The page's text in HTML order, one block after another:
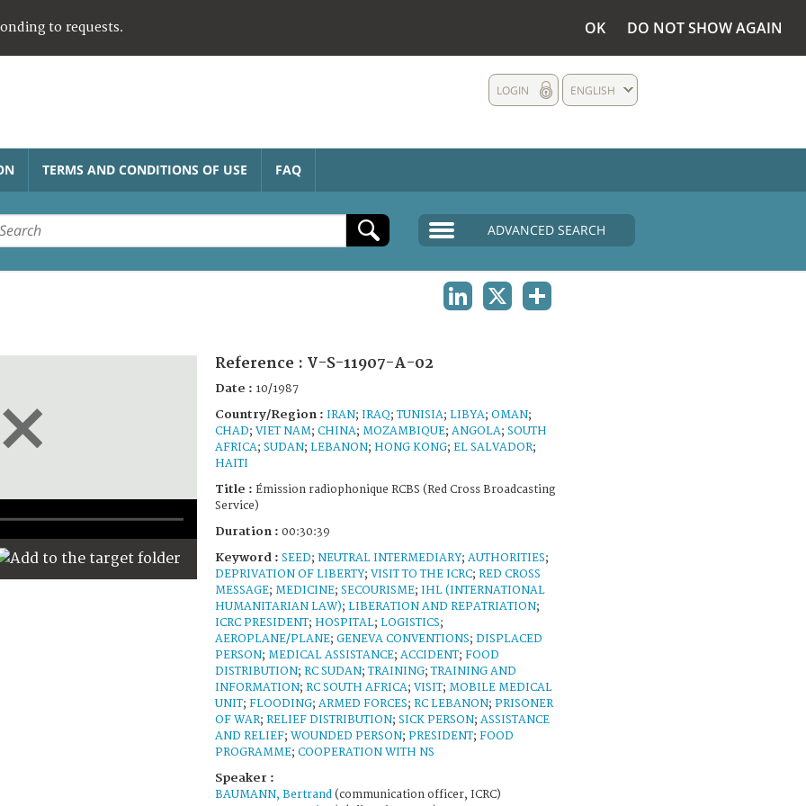
to requests. OK DO NOT SHOW AGAIN
ENGLISH
LOGIN
TERMS AND CONDITIONS OF USE FAQ
ADVANCED SEARCH
Reference : V-S-11907-A-02
Date : 10/1987
Country/Region : IRAN; IRAQ;TUNISIA; LIBYA; OMAN;
CHAD; VIET NAM; CHINA; MOZAMBIQUE; ANGOLA; SOUTH
AFRICA; SUDAN; LEBANON; HONG KONG; EL SALVADOR;
HAITI
Title : Émission radiophonique RCBS (Red Cross Broadcasting
Service)
Duration : 00:30:39
Keyword : SEED; NEUTRAL INTERMEDIARY; AUTHORITIES;
DEPRIVATION OF LIBERTY; VISIT TO THE ICRC; RED CROSS
MESSAGE; MEDICINE; SECOURISME; IHL (INTERNATIONAL
HUMANITARIAN LAW); LIBERATION AND REPATRIATION;
ICRC PRESIDENT; HOSPITAL; LOGISTICS;
AEROPLANE/PLANE; GENEVA CONVENTIONS; DISPLACED
PERSON; MEDICAL ASSISTANCE; ACCIDENT; FOOD
DISTRIBUTION; RC SUDAN;TRAINING;TRAINING AND
INFORMATION; RC SOUTH AFRICA; VISIT; MOBILE MEDICAL
UNIT; FLOODING; ARMED FORCES; RC LEBANON; PRISONER
OF WAR; RELIEF DISTRIBUTION; SICK PERSON; ASSISTANCE
AND RELIEF; WOUNDED PERSON; PRESIDENT; FOOD
PROGRAMME; COOPERATION WITH NS
Speaker :
BAUMANN, Bertrand (communication officer, ICRC)